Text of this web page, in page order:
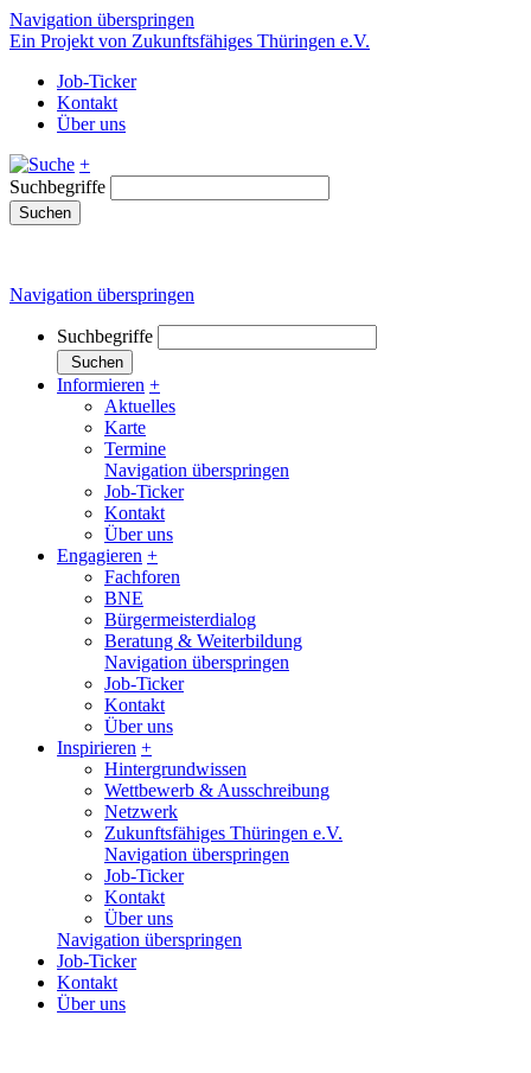
Navigation überspringen
Ein Projekt von Zukunftsfähiges Thüringen e.V.
Job-Ticker
Kontakt
Über uns
+
Suchbegriffe
Suchen
Navigation überspringen
Suchbegriffe
Suchen
Informieren +
Aktuelles
Karte
Termine
Navigation überspringen
Job-Ticker
Kontakt
Über uns
Engagieren +
Fachforen
BNE
Bürgermeisterdialog
Beratung & Weiterbildung
Navigation überspringen
Job-Ticker
Kontakt
Über uns
Inspirieren +
Hintergrundwissen
Wettbewerb & Ausschreibung
Netzwerk
Zukunftsfähiges Thüringen e.V.
Navigation überspringen
Job-Ticker
Kontakt
Über uns
Navigation überspringen
Job-Ticker
Kontakt
Über uns